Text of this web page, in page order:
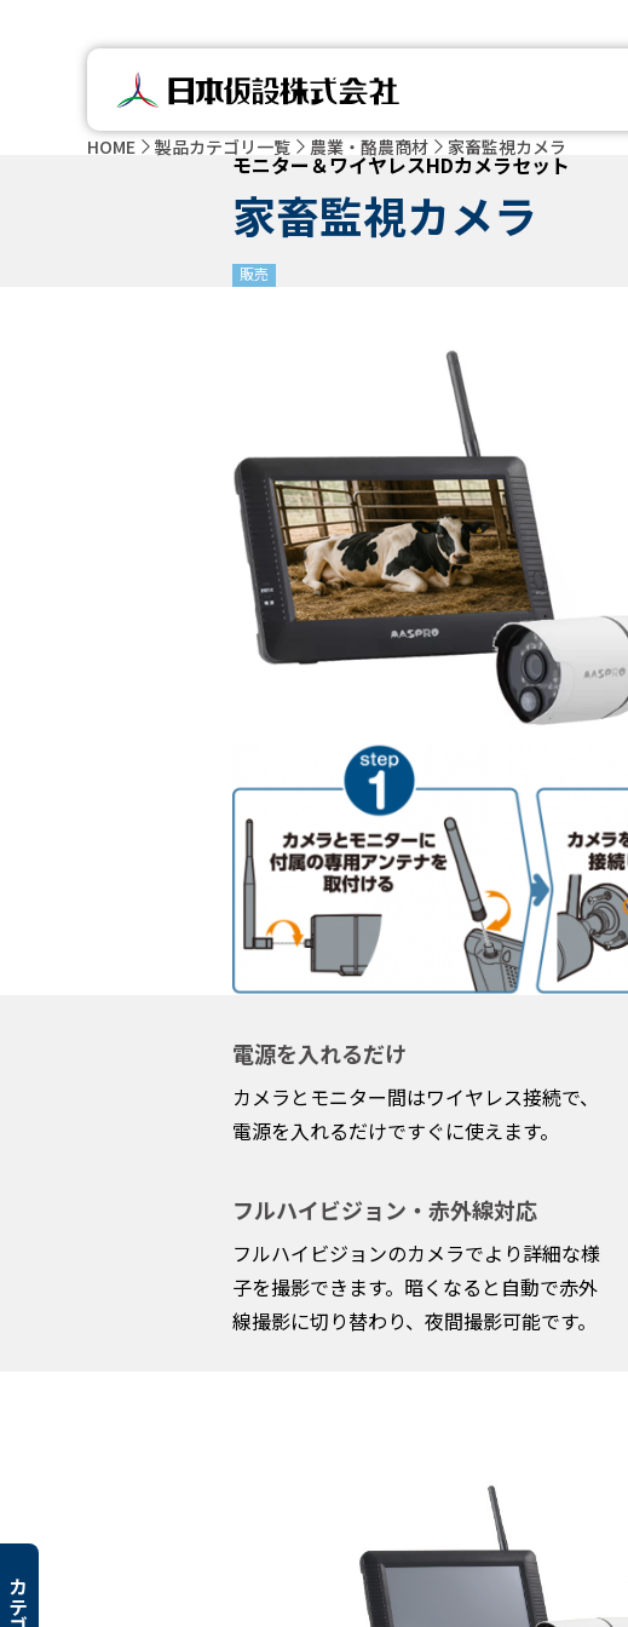
HOME 製品カテゴリ一覧 農業・酪農商材 家畜監視カメラ
モニター＆ワイヤレスHDカメラセット
家畜監視カメラ
販売
電源を入れるだけ
カメラとモニター間はワイヤレス接続で、
電源を入れるだけですぐに使えます。
フルハイビジョン・赤外線対応
フルハイビジョンのカメラでより詳細な様
子を撮影できます。暗くなると自動で赤外
線撮影に切り替わり、夜間撮影可能です。